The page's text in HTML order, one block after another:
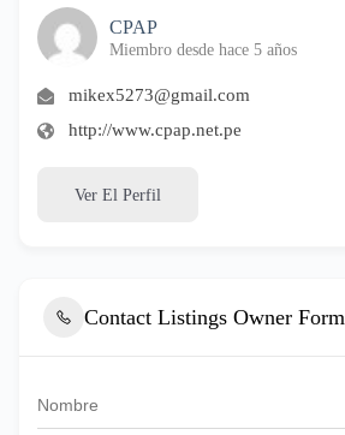
CPAP
Miembro desde hace 5 años
mikex5273@gmail.com
http://www.cpap.net.pe
Ver El Perfil
Contact Listings Owner Form